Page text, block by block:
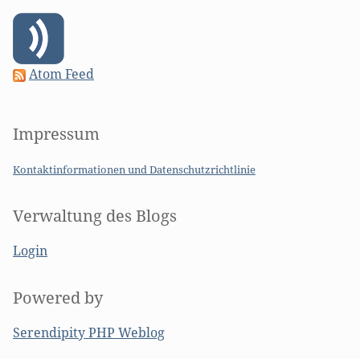
Atom Feed
Impressum
Kontaktinformationen und Datenschutzrichtlinie
Verwaltung des Blogs
Login
Powered by
Serendipity PHP Weblog